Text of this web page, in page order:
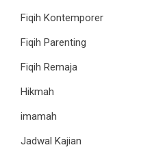
Fiqih Kontemporer
Fiqih Parenting
Fiqih Remaja
Hikmah
imamah
Jadwal Kajian